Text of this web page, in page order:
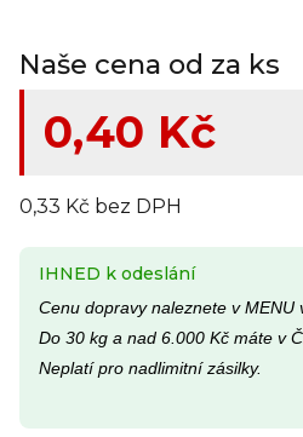
Naše cena od za ks
0,40 Kč
0,33 Kč bez DPH
IHNED k odeslání
Cenu dopravy naleznete v MENU
Do 30 kg a nad 6.000 Kč máte v
Neplatí pro nadlimitní zásilky.